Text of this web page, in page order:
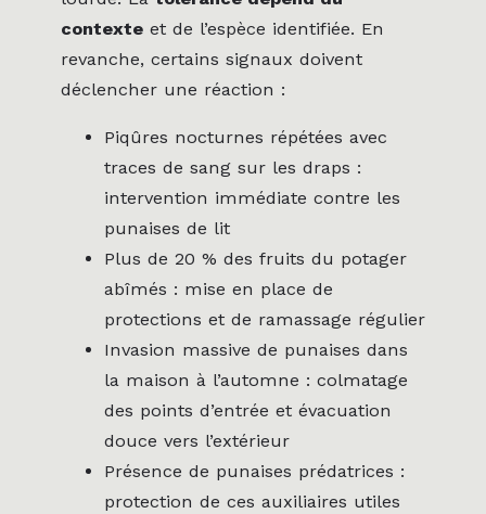
contexte et de l’espèce identifiée. En
revanche, certains signaux doivent
déclencher une réaction :
Piqûres nocturnes répétées avec
traces de sang sur les draps :
intervention immédiate contre les
punaises de lit
Plus de 20 % des fruits du potager
abîmés : mise en place de
protections et de ramassage régulier
Invasion massive de punaises dans
la maison à l’automne : colmatage
des points d’entrée et évacuation
douce vers l’extérieur
Présence de punaises prédatrices :
protection de ces auxiliaires utiles